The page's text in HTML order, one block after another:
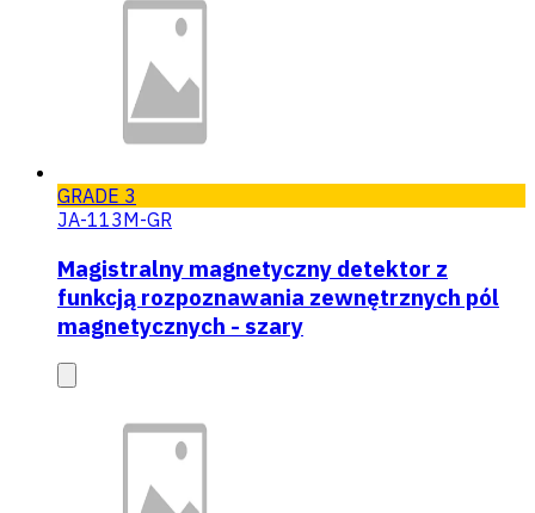
GRADE 3
JA-113M-GR
Magistralny magnetyczny detektor z
funkcją rozpoznawania zewnętrznych pól
magnetycznych - szary